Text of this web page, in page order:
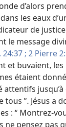
d’alors
les eaux
de justice
le message
24:37 ; 2 Pierre
et buvaient,
étaient
attentifs
”. Jésus a
: “ Montrez-​
ne pensez pas